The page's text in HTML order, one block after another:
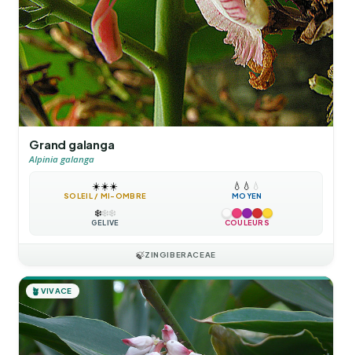
Grand galanga
Alpinia galanga
☀️☀️☀️
SOLEIL / MI-OMBRE
💧 💧 💧
MOYEN
❄️❄️❄️
GÉLIVE COULEURS
🍃ZINGIBERACEAE
🪴 VIVACE